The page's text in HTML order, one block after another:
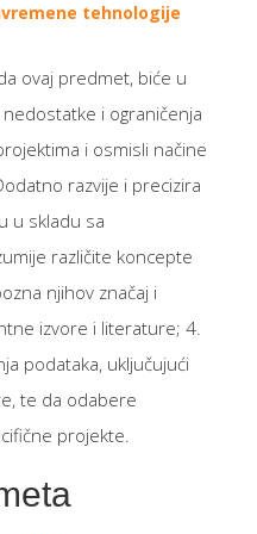
tehnologije
ovaj predmet, biće u
i ograničenja
i osmisli načine
razvije i precizira
u skladu sa
različite koncepte
njihov značaj i
izvore i literature; 4.
podataka, uključujući
te da odabere
projekte.